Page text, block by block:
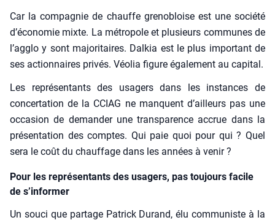
Car la com­pa­gnie de chauffe gre­no­bloise est une socié­té
d’économie mixte. La métro­pole et plu­sieurs com­munes de
l’agglo y sont majo­ri­taires. Dal­kia est le plus impor­tant de
ses action­naires pri­vés. Véo­lia figure éga­le­ment au capi­tal.
Les repré­sen­tants des usa­gers dans les ins­tances de
concer­ta­tion de la CCIAG ne manquent d’ailleurs pas une
occa­sion de deman­der une trans­pa­rence accrue dans la
pré­sen­ta­tion des comptes. Qui paie quoi pour qui ? Quel
sera le coût du chauf­fage dans les années à venir ?
Pour les représentants des usagers, pas toujours facile
de s’informer
Un sou­ci que par­tage Patrick Durand, élu com­mu­niste à la